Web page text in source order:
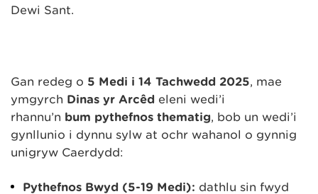
Dewi Sant.
Gan redeg o 5 Medi i 14 Tachwedd 2025, mae
ymgyrch Dinas yr Arcêd eleni wedi’i
rhannu’n bum pythefnos thematig, bob un wedi’i
gynllunio i dynnu sylw at ochr wahanol o gynnig
unigryw Caerdydd:
Pythefnos Bwyd (5-19 Medi): dathlu sin fwyd